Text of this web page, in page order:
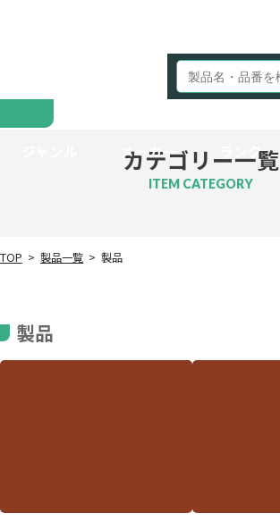
メーカー ランク
カテゴリー一覧
ITEM CATEGORY
TOP 製品一覧 製品
製品